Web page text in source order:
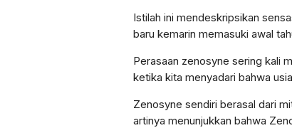
Istilah ini mendeskripsikan
baru kemarin memasuki awal
Perasaan zenosyne sering kali
ketika kita menyadari bahwa
Zenosyne sendiri berasal dari
artinya menunjukkan bahwa